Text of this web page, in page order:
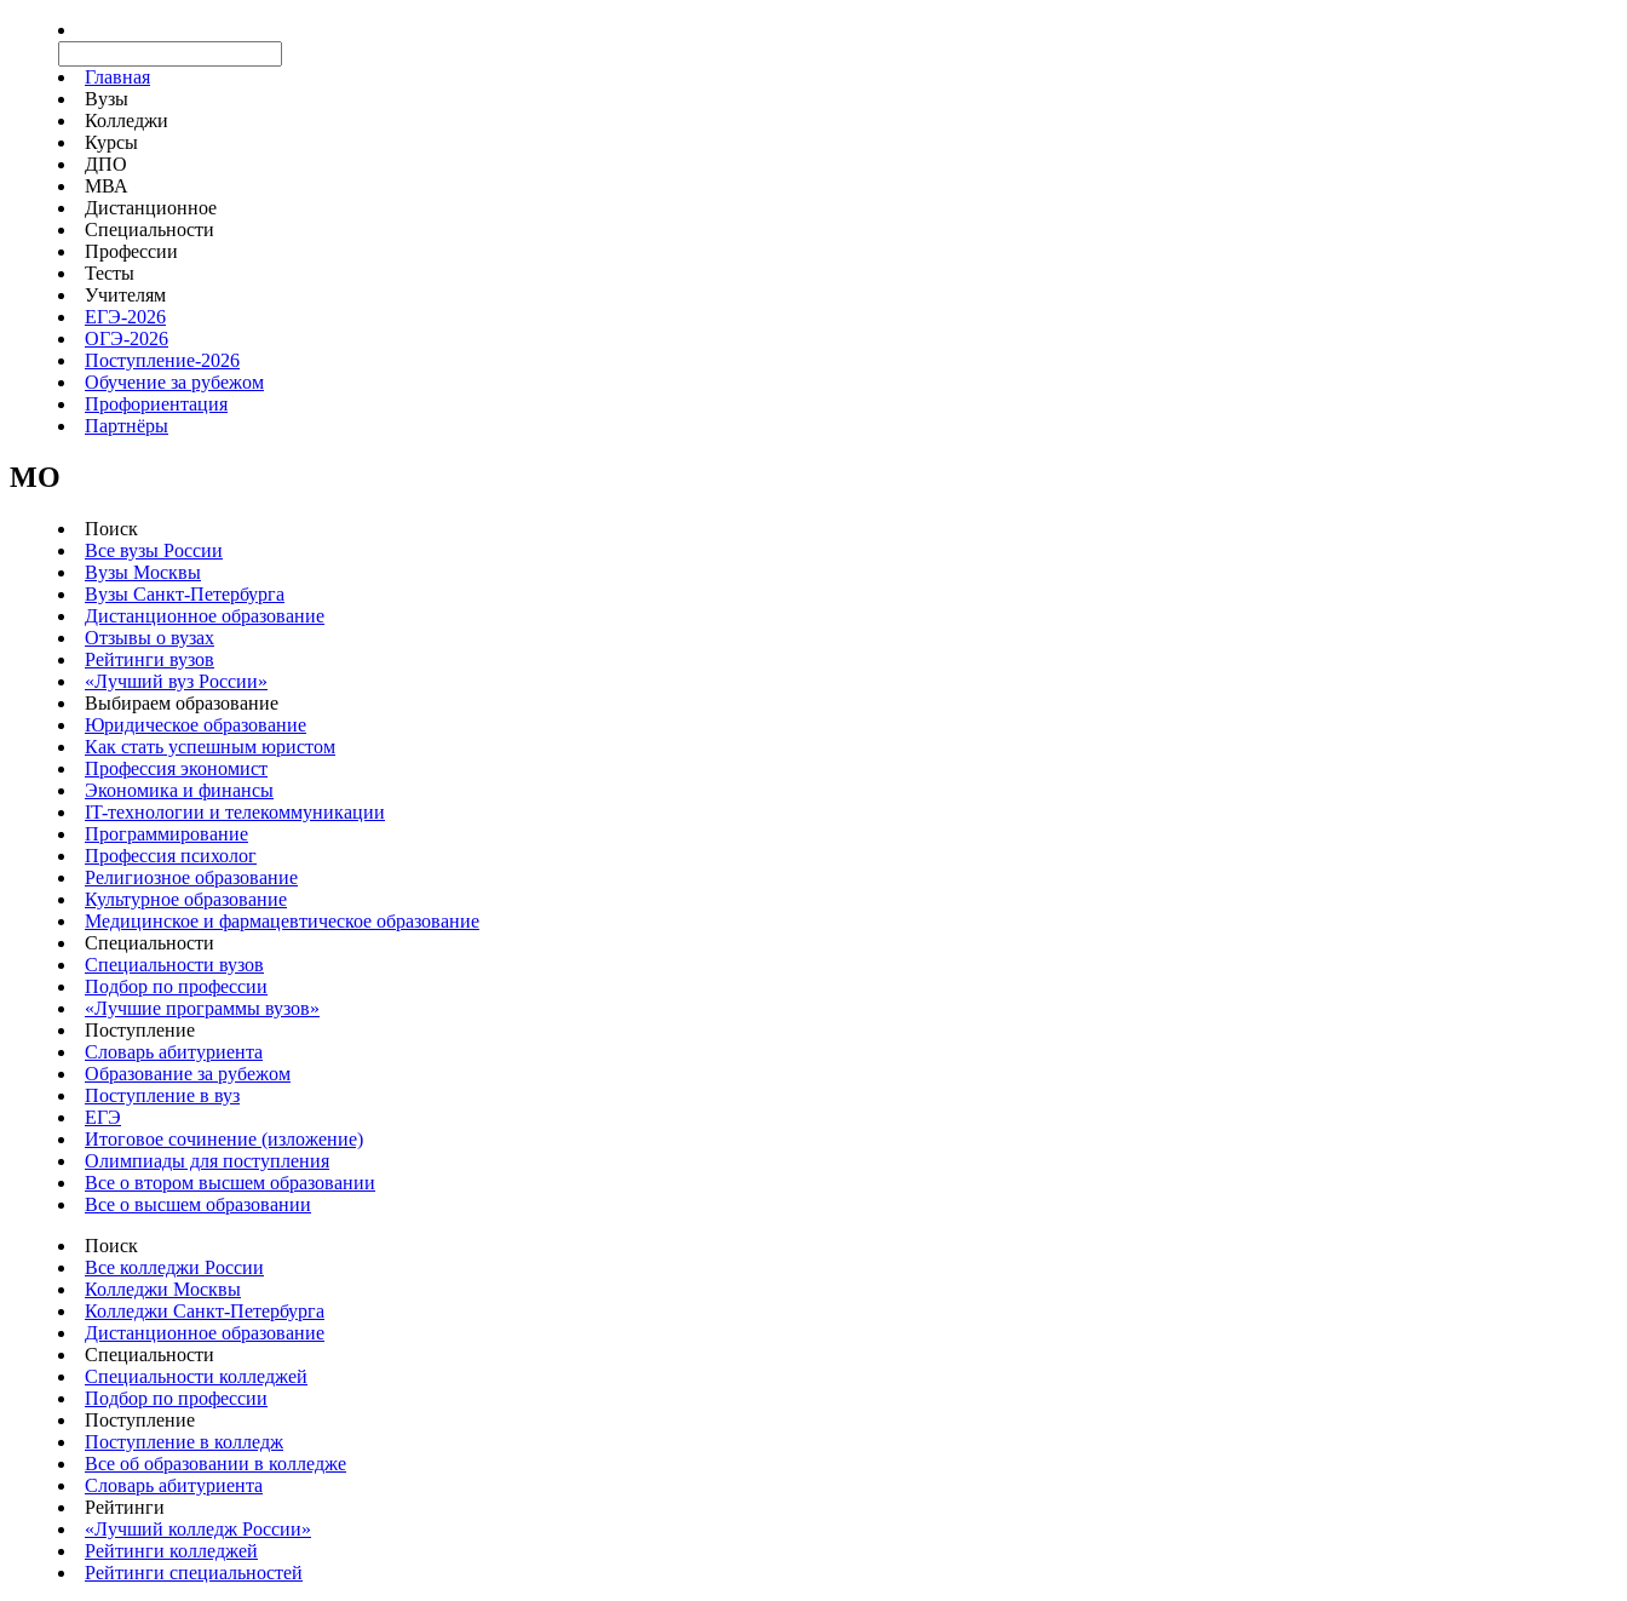
Главная
Вузы
Колледжи
Курсы
ДПО
МВА
Дистанционное
Специальности
Профессии
Тесты
Учителям
ЕГЭ-2026
ОГЭ-2026
Поступление-2026
Обучение за рубежом
Профориентация
Партнёры
MO
Поиск
Все вузы России
Вузы Москвы
Вузы Санкт-Петербурга
Дистанционное образование
Отзывы о вузах
Рейтинги вузов
«Лучший вуз России»
Выбираем образование
Юридическое образование
Как стать успешным юристом
Профессия экономист
Экономика и финансы
IT-технологии и телекоммуникации
Программирование
Профессия психолог
Религиозное образование
Культурное образование
Медицинское и фармацевтическое образование
Специальности
Специальности вузов
Подбор по профессии
«Лучшие программы вузов»
Поступление
Словарь абитуриента
Образование за рубежом
Поступление в вуз
ЕГЭ
Итоговое сочинение (изложение)
Олимпиады для поступления
Все о втором высшем образовании
Все о высшем образовании
Поиск
Все колледжи России
Колледжи Москвы
Колледжи Санкт-Петербурга
Дистанционное образование
Специальности
Специальности колледжей
Подбор по профессии
Поступление
Поступление в колледж
Все об образовании в колледже
Словарь абитуриента
Рейтинги
«Лучший колледж России»
Рейтинги колледжей
Рейтинги специальностей